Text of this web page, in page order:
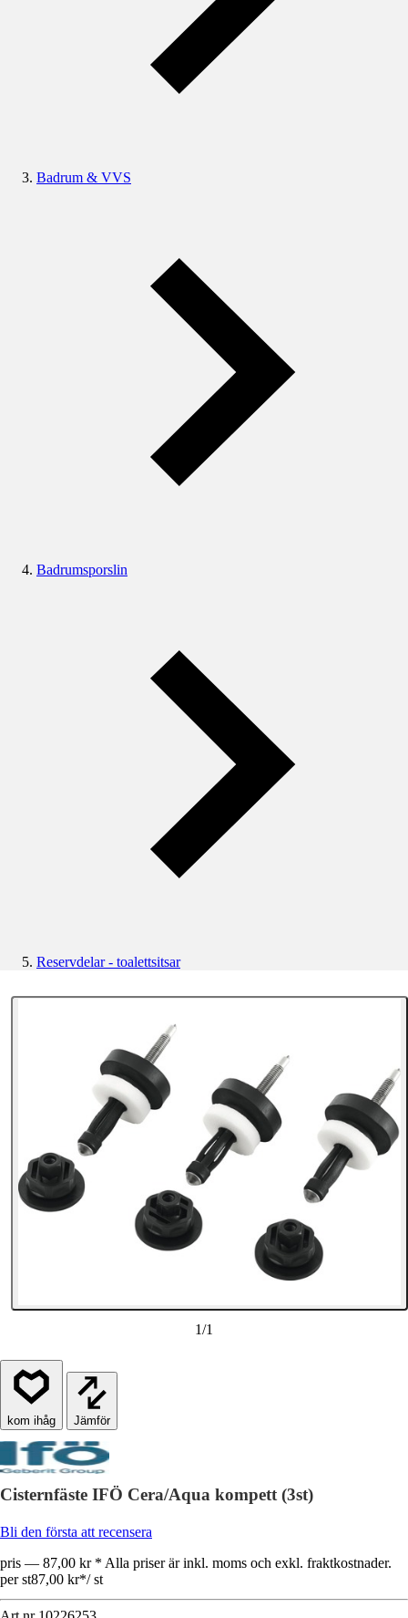
Badrum & VVS
Badrumsporslin
Reservdelar - toalettsitsar
1/1
Jämför
Cisternfäste IFÖ Cera/Aqua kompett (3st)
Bli den första att recensera
pris — 87,00 kr * Alla priser är inkl. moms och exkl. fraktkostnader.
per st87,00 kr*/ st